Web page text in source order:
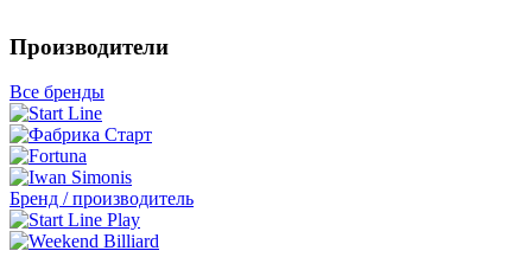
Производители
Все бренды
Бренд / производитель